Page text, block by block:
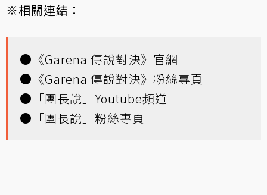
※相關連結：
● 《Garena 傳說對決》官網
● 《Garena 傳說對決》粉絲專頁
● 「團長說」Youtube頻道
● 「團長說」粉絲專頁